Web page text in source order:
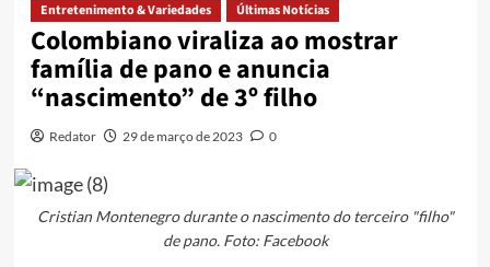
Entretenimento & Variedades Últimas Notícias
Colombiano viraliza ao mostrar
família de pano e anuncia
“nascimento” de 3º filho
Redator 29 de março de 2023 0
Cristian Montenegro durante o nascimento do terceiro "filho"
de pano. Foto: Facebook